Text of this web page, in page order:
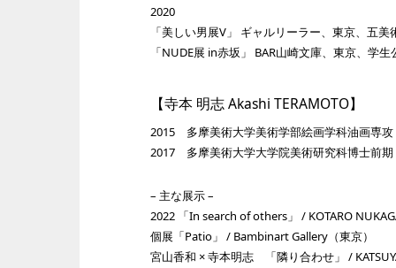
2020
「美しい男展V」 ギャルリーラー、東京、五
「NUDE展 in赤坂」 BAR山崎文庫、東京、学
【寺本 明志 Akashi TERAMOTO】
2015 多摩美術大学美術学部絵画学科油画専
2017 多摩美術大学大学院美術研究科博士前
– 主な展示 –
2022 「In search of others」 / KOTARO
個展「Patio」 / Bambinart Gallery（東京）
宮山香和 × 寺本明志 「隣り合わせ」 /